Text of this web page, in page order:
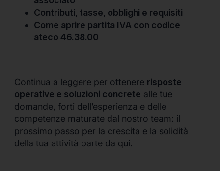
Contributi, tasse, obblighi e requisiti
Come aprire partita IVA con codice
ateco 46.38.00
Continua a leggere per ottenere risposte
operative e soluzioni concrete alle tue
domande, forti dell’esperienza e delle
competenze maturate dal nostro team: il
prossimo passo per la crescita e la solidità
della tua attività parte da qui.